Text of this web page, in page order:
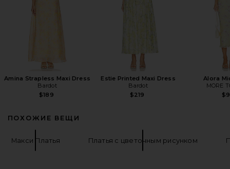
Amina Strapless Maxi Dress
Bardot
$189
Estie Printed Maxi Dress
Bardot
$219
Alora
MORE
ПОХОЖИЕ ВЕЩИ
Макси Платья Платья с цветочным рисунком